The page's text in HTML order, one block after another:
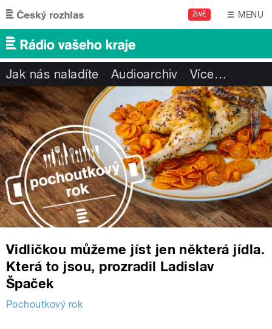
Přejít k hlavnímu obsahu
ŽIVĚ MENU
Jak nás naladíte Audioarchiv Více…
Vidličkou můžeme jíst jen některá jídla.
Která to jsou, prozradil Ladislav
Špaček
Pochoutkový rok